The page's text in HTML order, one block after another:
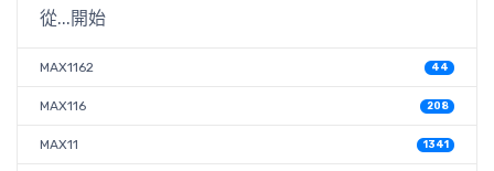
從...開始
MAX1162 44
MAX116 208
MAX11 1341